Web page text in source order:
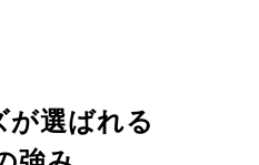
が選ばれる